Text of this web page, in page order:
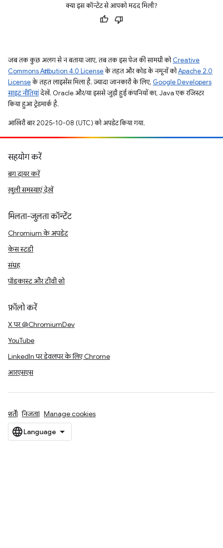
क्या इस कॉन्टेंट से आपको मदद मिली?
जब तक कुछ अलग से न बताया जाए, तब तक इस पेज की सामग्री कोCreative
Commons Attribution 4.0 Licenseके तहत और कोड के नमूनों कोApache 2.0
Licenseके तहत लाइसेंस मिला है. ज़्यादा जानकारी के लिए, Google Developers
साइट नीतियांदेखें. Oracle और/या इससे जुड़ी हुई कंपनियों का, Java एक रजिस्टर
किया हुआ ट्रेडमार्क है.
आखिरी बार 2025-10-08 (UTC) को अपडेट किया गया.
सहयोग करें
बग दायर करें
खुली समस्याएं देखें
मिलता-जुलता कॉन्टेंट
Chromium के अपडेट
केस स्टडी
संग्रह
पॉडकास्ट और टीवी शो
फ़ॉलो करें
X पर @ChromiumDev
YouTube
LinkedIn पर डेवलपर के लिए Chrome
आरएसएस
शर्तें निजता Manage cookies